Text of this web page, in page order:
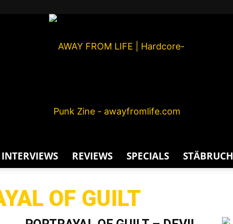
INTERVIEWS REVIEWS SPECIALS STÄBRUCH
OF GUILT